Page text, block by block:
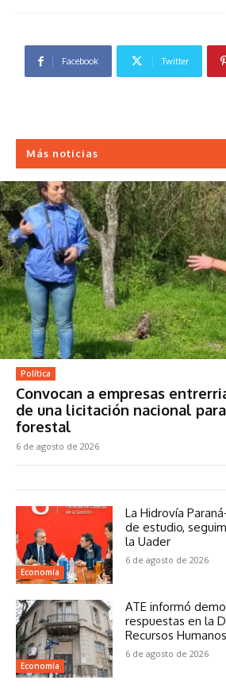
Facebook Twitter
Más noticias
Política
Convocan a empresas
de una licitación nacional
forestal
6 de agosto de 2026
Economía
La Hidrovía
de estudio,
la Uader
6 de agosto de 2026
Economía
ATE informó
respuestas en la
Recursos
6 de agosto de 2026